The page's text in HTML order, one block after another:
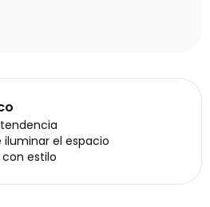
tendencia
el espacio
estilo